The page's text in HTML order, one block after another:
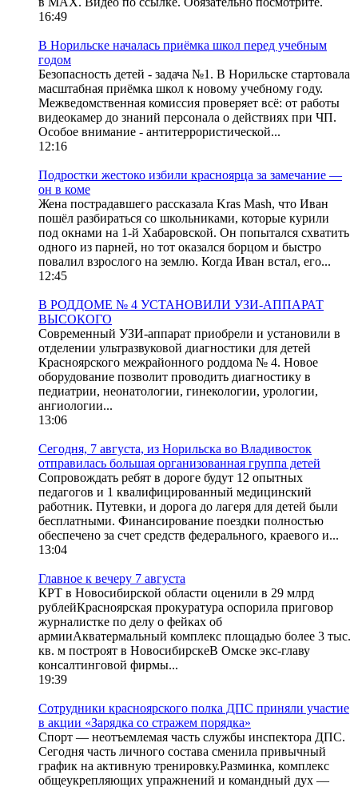
16:49
В Норильске началась приёмка школ перед учебным
годом
Безопасность детей - задача №1. В Норильске стартовала
масштабная приёмка школ к новому учебному году.
Межведомственная комиссия проверяет всё: от работы
видеокамер до знаний персонала о действиях при ЧП.
Особое внимание - антитеррористической...
12:16
Подростки жестоко избили красноярца за замечание —
он в коме
Жена пострадавшего рассказала Kras Mash, что Иван
пошёл разбираться со школьниками, которые курили
под окнами на 1-й Хабаровской. Он попытался схватить
одного из парней, но тот оказался борцом и быстро
повалил взрослого на землю. Когда Иван встал, его...
12:45
В РОДДОМЕ № 4 УСТАНОВИЛИ УЗИ-АППАРАТ
ВЫСОКОГО
Современный УЗИ-аппарат приобрели и установили в
отделении ультразвуковой диагностики для детей
Красноярского межрайонного роддома № 4. Новое
оборудование позволит проводить диагностику в
педиатрии, неонатологии, гинекологии, урологии,
ангиологии...
13:06
Сегодня, 7 августа, из Норильска во Владивосток
отправилась большая организованная группа детей
Сопровождать ребят в дороге будут 12 опытных
педагогов и 1 квалифицированный медицинский
работник. Путевки, и дорога до лагеря для детей были
бесплатными. Финансирование поездки полностью
обеспечено за счет средств федерального, краевого и...
13:04
Главное к вечеру 7 августа
КРТ в Новосибирской области оценили в 29 млрд
рублейКрасноярская прокуратура оспорила приговор
журналистке по делу о фейках об
армииАкватермальный комплекс площадью более 3 тыс.
кв. м построят в НовосибирскеВ Омске экс-главу
консалтинговой фирмы...
19:39
Сотрудники красноярского полка ДПС приняли участие
в акции «Зарядка со стражем порядка»
Спорт — неотъемлемая часть службы инспектора ДПС.
Сегодня часть личного состава сменила привычный
график на активную тренировку.Разминка, комплекс
общеукрепляющих упражнений и командный дух —